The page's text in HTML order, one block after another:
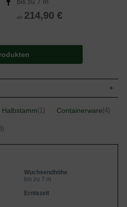
ab 214,90 €
und saftig
Halbstamm(1) Containerware(4)
Wuchsendhöhe
bis zu 7 m
Erntezeit